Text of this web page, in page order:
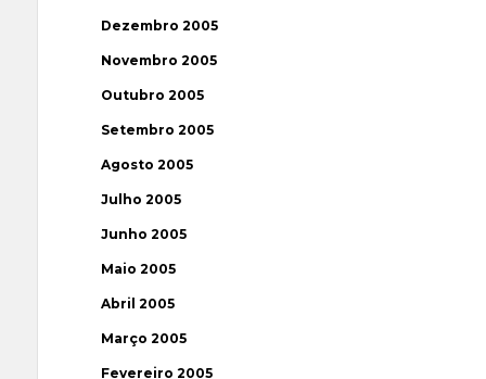
Dezembro 2005
Novembro 2005
Outubro 2005
Setembro 2005
Agosto 2005
Julho 2005
Junho 2005
Maio 2005
Abril 2005
Março 2005
Fevereiro 2005